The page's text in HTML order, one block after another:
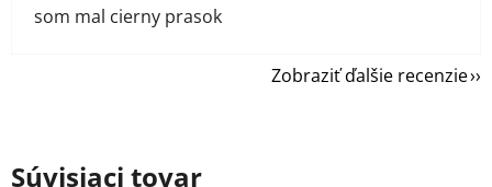
som mal cierny prasok
Zobraziť ďalšie recenzie
Súvisiaci tovar